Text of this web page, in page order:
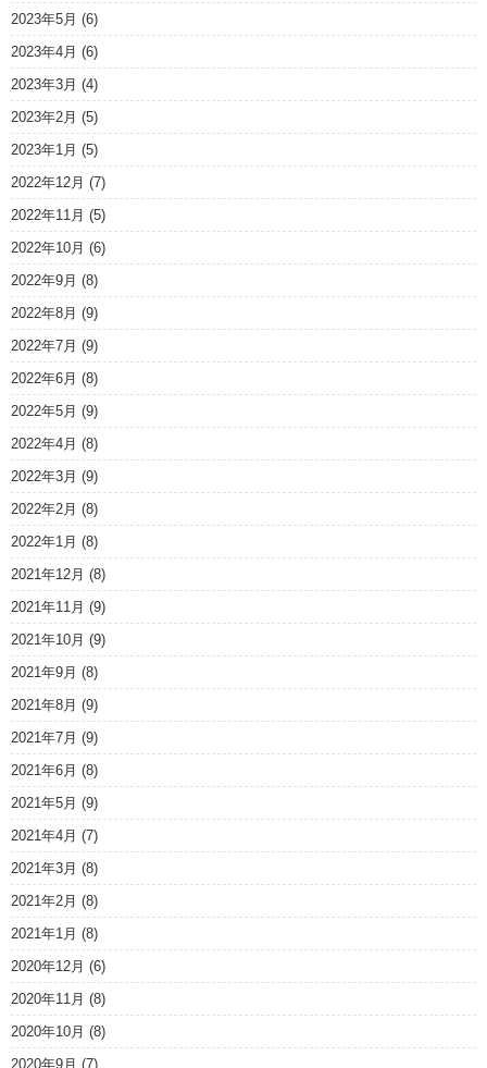
2023年5月 (6)
2023年4月 (6)
2023年3月 (4)
2023年2月 (5)
2023年1月 (5)
2022年12月 (7)
2022年11月 (5)
2022年10月 (6)
2022年9月 (8)
2022年8月 (9)
2022年7月 (9)
2022年6月 (8)
2022年5月 (9)
2022年4月 (8)
2022年3月 (9)
2022年2月 (8)
2022年1月 (8)
2021年12月 (8)
2021年11月 (9)
2021年10月 (9)
2021年9月 (8)
2021年8月 (9)
2021年7月 (9)
2021年6月 (8)
2021年5月 (9)
2021年4月 (7)
2021年3月 (8)
2021年2月 (8)
2021年1月 (8)
2020年12月 (6)
2020年11月 (8)
2020年10月 (8)
2020年9月 (7)